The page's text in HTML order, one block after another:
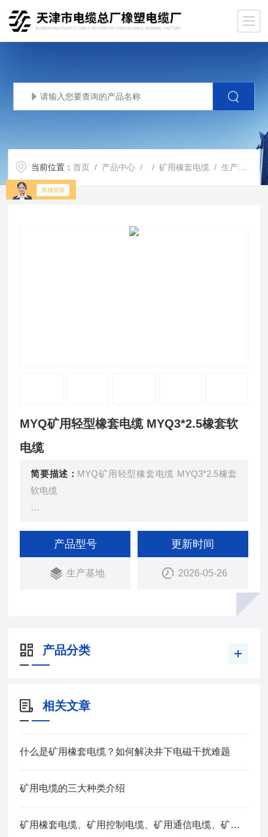
当前位置：首页 / 产品中心 / /矿用橡套电缆 / 生产基地MYQ矿用轻型橡套电缆 MYQ3*2.5橡套软电缆
MYQ矿用轻型橡套电缆 MYQ3*2.5橡套软
电缆
简要描述： MYQ矿用轻型橡套电缆 MYQ3*2.5橡套
软电缆
9-2009 本产品适用于额定电压0.3/0.5KV及以下煤矿
用轻型移动橡套软电缆。
产品型号
生产基地
更新时间
2026-05-26
产品分类
相关文章
什么是矿用橡套电缆？如何解决井下电磁干扰难题
矿用电缆的三大种类介绍
矿用橡套电缆、矿用控制电缆、矿用通信电缆、矿用电力电缆、矿用计算机电缆区别，看完不选错